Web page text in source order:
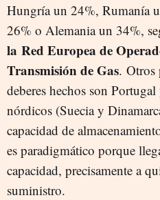
Hungría un 24%, Rumanía
26% o Alemania un 34%,
la Red Europea de
Transmisión de Gas. Otros
deberes hechos son
nórdicos (Suecia y
capacidad de
es paradigmático porque
capacidad, precisamente a
suministro.